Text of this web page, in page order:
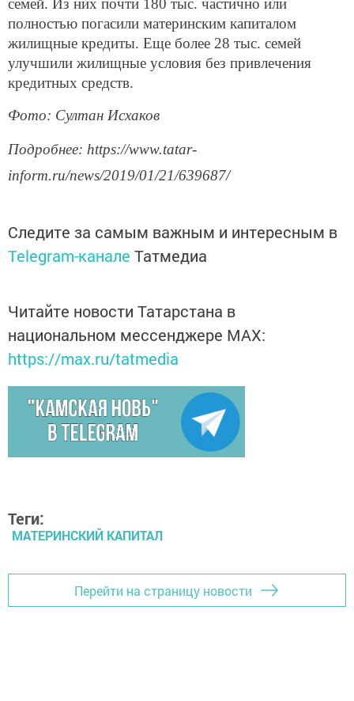
семей. Из них почти 180 тыс. частично или
полностью погасили материнским капиталом
жилищные кредиты. Еще более 28 тыс. семей
улучшили жилищные условия без привлечения
кредитных средств.
Фото: Султан Исхаков
Подробнее: https://www.tatar-
inform.ru/news/2019/01/21/639687/
Следите за самым важным и интересным в
Telegram-канале Татмедиа
Читайте новости Татарстана в
национальном мессенджере MАХ:
https://max.ru/tatmedia
Теги:
МАТЕРИНСКИЙ КАПИТАЛ
Перейти на страницу новости